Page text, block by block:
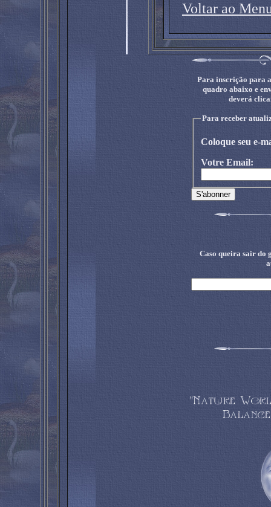
Voltar ao
Para inscrição para
quadro abaixo e
deverá
Para receber
Coloque seu e-
Votre Email:
Caso queira sair do